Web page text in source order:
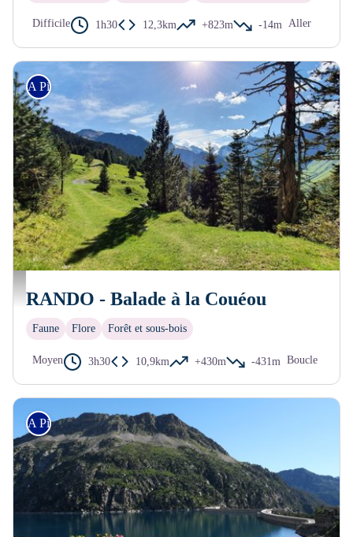
Difficile 1h30 12,3km +823m -14m Aller
A Pied
RANDO - Balade à la Couéou
Faune Flore Forêt et sous-bois
Moyen 3h30 10,9km +430m -431m Boucle
A Pied